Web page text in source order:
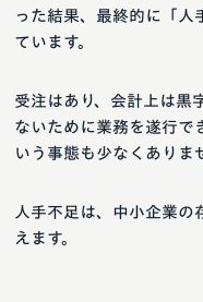
った結果、最終的に「人
ています。
受注はあり、会計上は黒
ないために業務を遂行で
いう事態も少なくありま
人手不足は、中小企業の
えます。